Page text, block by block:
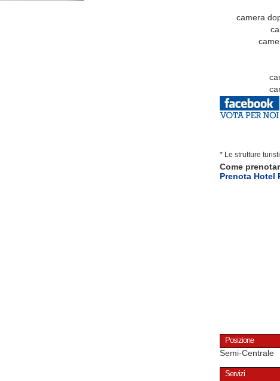
camera
* Le strutture
Come
Prenota Hotel
Posizione
Semi-Centrale
Servizi